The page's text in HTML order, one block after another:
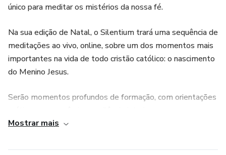
único para meditar os mistérios da nossa fé.
Na sua edição de Natal, o Silentium trará uma sequência de
meditações ao vivo, online, sobre um dos momentos mais
importantes na vida de todo cristão católico: o nascimento
do Menino Jesus.
Serão momentos profundos de formação, com orientações
agitação dos preparativos da sua ceia de Natal.
Não é preciso se retirar para vivenciar essa experiência.
Mostrar mais